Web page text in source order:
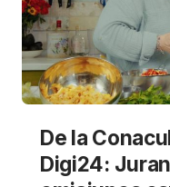
De la
Digi24: